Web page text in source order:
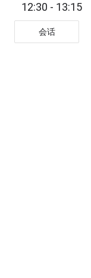
12:30 - 13:15
会话